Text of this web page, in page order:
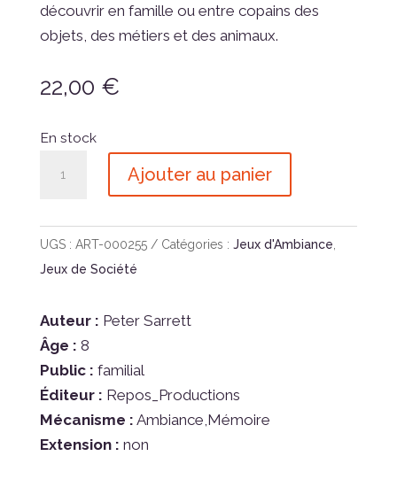
découvrir en famille ou entre copains des
objets, des métiers et des animaux.
22,00 €
En stock
Up
Family
Ajouter au panier
UGS : ART-000255 Catégories : Jeux d'Ambiance
Jeux de Société
Auteur : Peter Sarrett
Âge : 8
Public : familial
Éditeur : Repos_Productions
Mécanisme : Ambiance,Mémoire
Extension : non